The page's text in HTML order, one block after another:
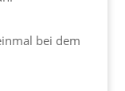
bei dem